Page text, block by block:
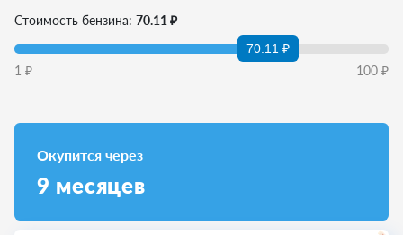
Стоимость бензина: 70.11 ₽
70.11 ₽
1 ₽ 100 ₽
Окупится через
9 месяцев